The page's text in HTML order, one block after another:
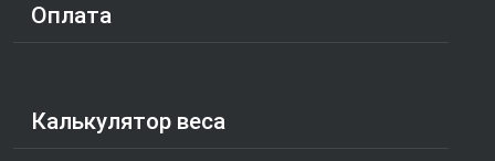
Оплата
Калькулятор веса